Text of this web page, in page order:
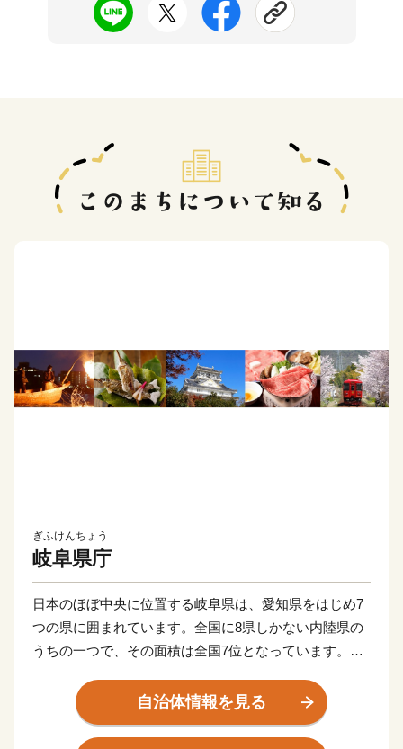
ぎふけんちょう
岐阜県庁
日本のほぼ中央に位置する岐阜県は、愛知県をはじめ7
つの県に囲まれています。全国に8県しかない内陸県の
うちの一つで、その面積は全国7位となっています。
御嶽山、乗鞍岳、奥穂高岳など標高3,000mを超える
山々が連なる、北部の飛騨地方。そして木曽川、長良
川、揖斐川などの清らかな流れにより形づくられた濃尾
自治体情報を見る